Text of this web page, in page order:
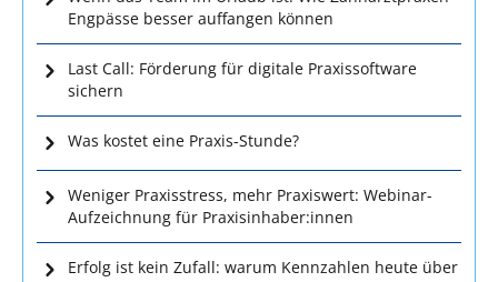
Engpässe besser auffangen können
Last Call: Förderung für digitale Praxissoftware
sichern
Was kostet eine Praxis-Stunde?
Weniger Praxisstress, mehr Praxiswert: Webinar-
Aufzeichnung für Praxisinhaber:innen
Erfolg ist kein Zufall: warum Kennzahlen heute über